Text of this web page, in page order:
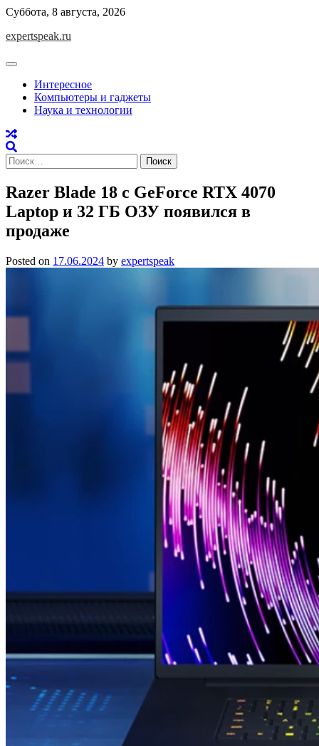
Skip
content
Суббота, 8 августа, 2026
expertspeak.ru
Интересное
Компьютеры и гаджеты
Наука и технологии
Найти:
Razer Blade 18 с GeForce RTX 4070
Laptop и 32 ГБ ОЗУ появился в
продаже
Posted on 17.06.2024 by expertspeak